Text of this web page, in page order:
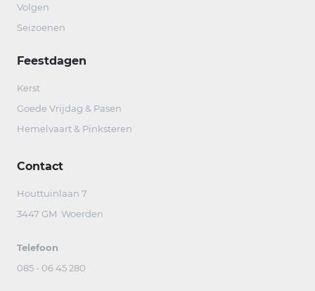
Volgen
Seizoenen
Feestdagen
Kerst
Goede Vrijdag & Pasen
Hemelvaart & Pinksteren
Contact
Houttuinlaan 7
3447 GM Woerden
Telefoon
085 - 06 45 280